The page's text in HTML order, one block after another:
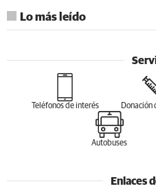
Lo más leído
Teléfonos de interés Donación
Autobuses
Enlaces